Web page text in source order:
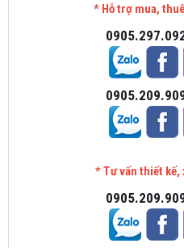
* Hỗ trợ mua,
* Tư vấn thiết kế,